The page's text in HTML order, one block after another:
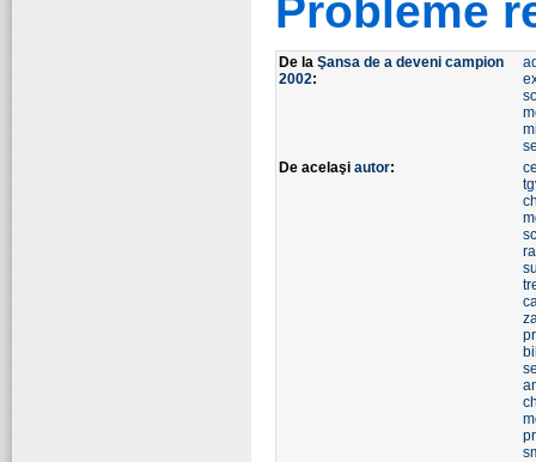
Probleme
De la Şansa de a deveni campion
2002:
De acelaşi autor: